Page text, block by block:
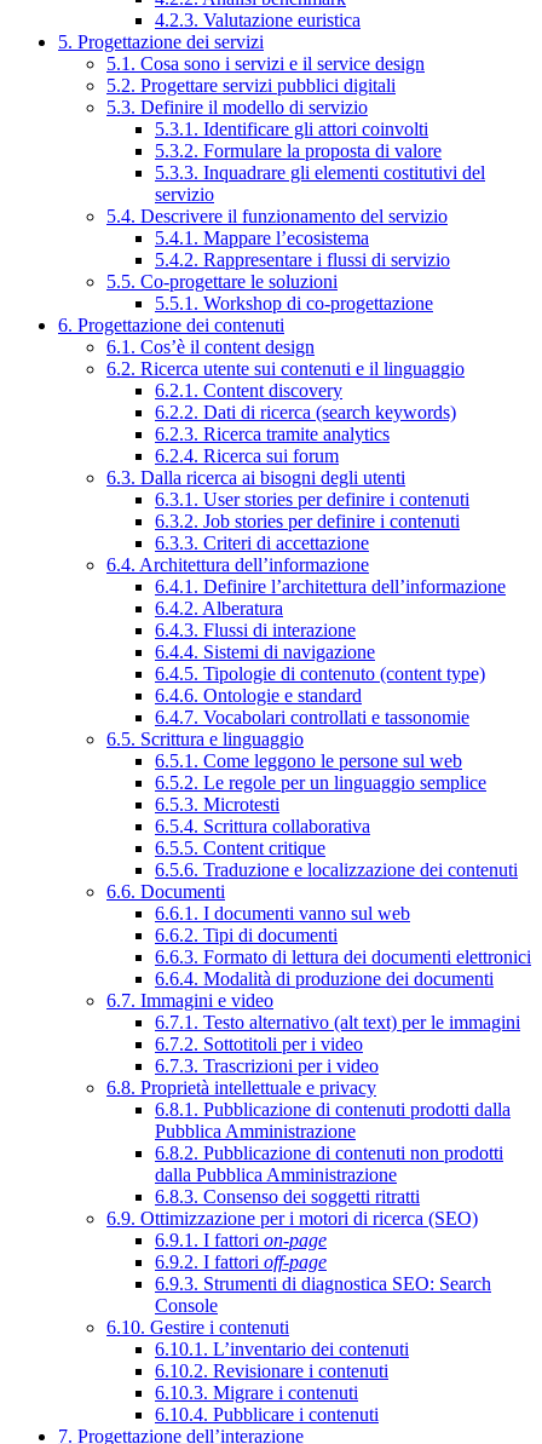
4.2.3. Valutazione euristica
5. Progettazione dei servizi
5.1. Cosa sono i servizi e il service design
5.2. Progettare servizi pubblici digitali
5.3. Definire il modello di servizio
5.3.1. Identificare gli attori coinvolti
5.3.2. Formulare la proposta di valore
5.3.3. Inquadrare gli elementi costitutivi del
servizio
5.4. Descrivere il funzionamento del servizio
5.4.1. Mappare l’ecosistema
5.4.2. Rappresentare i flussi di servizio
5.5. Co-progettare le soluzioni
5.5.1. Workshop di co-progettazione
6. Progettazione dei contenuti
6.1. Cos’è il content design
6.2. Ricerca utente sui contenuti e il linguaggio
6.2.1. Content discovery
6.2.2. Dati di ricerca (search keywords)
6.2.3. Ricerca tramite analytics
6.2.4. Ricerca sui forum
6.3. Dalla ricerca ai bisogni degli utenti
6.3.1. User stories per definire i contenuti
6.3.2. Job stories per definire i contenuti
6.3.3. Criteri di accettazione
6.4. Architettura dell’informazione
6.4.1. Definire l’architettura dell’informazione
6.4.2. Alberatura
6.4.3. Flussi di interazione
6.4.4. Sistemi di navigazione
6.4.5. Tipologie di contenuto (content type)
6.4.6. Ontologie e standard
6.4.7. Vocabolari controllati e tassonomie
6.5. Scrittura e linguaggio
6.5.1. Come leggono le persone sul web
6.5.2. Le regole per un linguaggio semplice
6.5.3. Microtesti
6.5.4. Scrittura collaborativa
6.5.5. Content critique
6.5.6. Traduzione e localizzazione dei contenuti
6.6. Documenti
6.6.1. I documenti vanno sul web
6.6.2. Tipi di documenti
6.6.3. Formato di lettura dei documenti elettronici
6.6.4. Modalità di produzione dei documenti
6.7. Immagini e video
6.7.1. Testo alternativo (alt text) per le immagini
6.7.2. Sottotitoli per i video
6.7.3. Trascrizioni per i video
6.8. Proprietà intellettuale e privacy
6.8.1. Pubblicazione di contenuti prodotti dalla
Pubblica Amministrazione
6.8.2. Pubblicazione di contenuti non prodotti
dalla Pubblica Amministrazione
6.8.3. Consenso dei soggetti ritratti
6.9. Ottimizzazione per i motori di ricerca (SEO)
6.9.1. I fattori on-page
6.9.2. I fattori off-page
6.9.3. Strumenti di diagnostica SEO: Search
Console
6.10. Gestire i contenuti
6.10.1. L’inventario dei contenuti
6.10.2. Revisionare i contenuti
6.10.3. Migrare i contenuti
6.10.4. Pubblicare i contenuti
7. Progettazione dell’interazione